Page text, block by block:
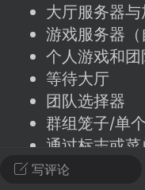
潮涌核心
永久
24 23:37
电脑端 整合包分
主页反馈贴
反馈你遇到的问题 以
不方便可尝试通过邮
写评论
大厅服务器
游戏服务器（
个人游戏和团
等待大厅
团队选择器
群组笼子/单
通过标志或
聊天系统